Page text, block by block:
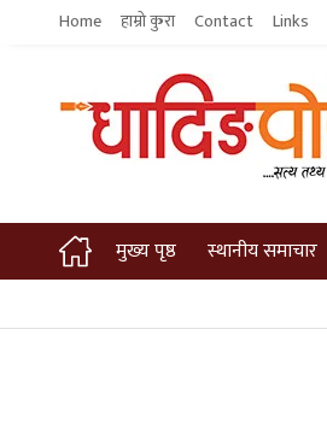
Home हाम्रो कुरा Contact Links
मुख्य पृष्ठ स्थानीय समाचार